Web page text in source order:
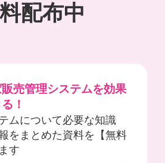
配布中
売管理システムを効果
！
ムについて必要な知識
をまとめた資料を【無料
す